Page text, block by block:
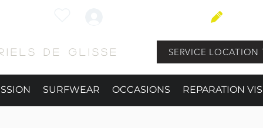
de glisse SERVICE LOCATION
SURFWEAR OCCASIONS REPARATION